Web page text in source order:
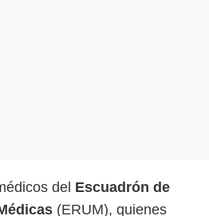
del Escuadrón de
(ERUM), quienes